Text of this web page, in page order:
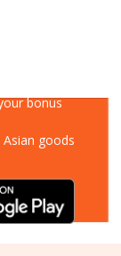
bonus
goods